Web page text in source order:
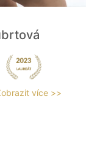
více >>